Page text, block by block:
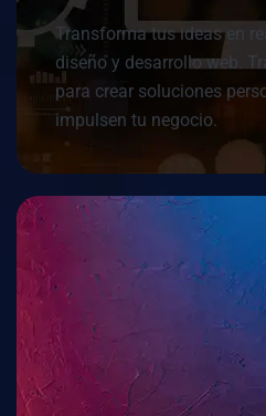
Transforma tus ideas en
diseño y desarrollo web.
para crear soluciones
impulsen tu negocio.